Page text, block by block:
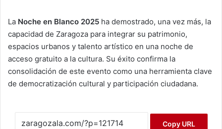
La Noche en Blanco 2025 ha demostrado, una vez más, la
capacidad de Zaragoza para integrar su patrimonio,
espacios urbanos y talento artístico en una noche de
acceso gratuito a la cultura. Su éxito confirma la
consolidación de este evento como una herramienta clave
de democratización cultural y participación ciudadana.
Copy URL